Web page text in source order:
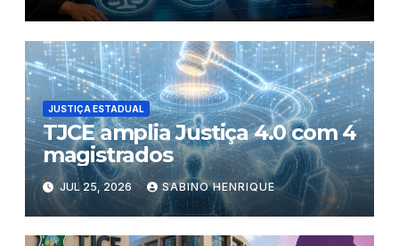
JUSTIÇA ESTADUAL
TJCE amplia Justiça 4.0 com 4
magistrados
JUL 25, 2026 SABINO HENRIQUE